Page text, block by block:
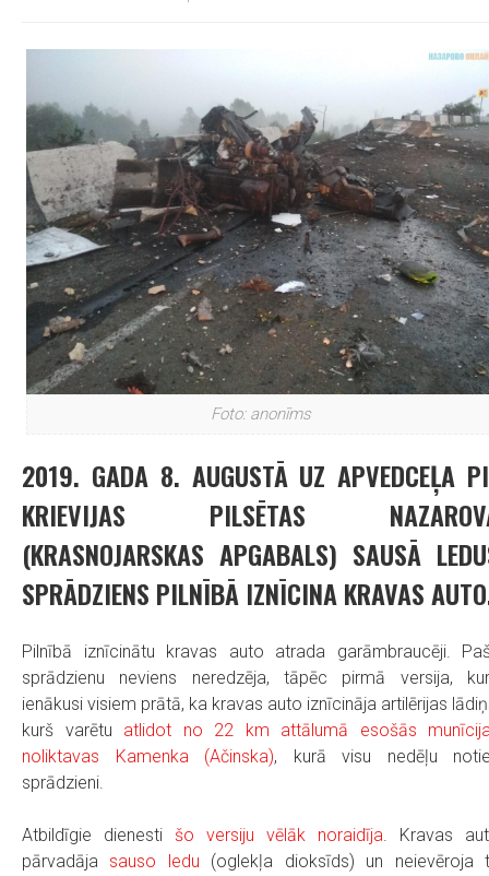
Foto: anonīms
2019. GADA 8. AUGUSTĀ UZ APVEDCEĻA
KRIEVIJAS PILSĒTAS
(KRASNOJARSKAS APGABALS) SAUSĀ
SPRĀDZIENS PILNĪBĀ IZNĪCINA KRAVAS
Pilnībā iznīcinātu kravas auto atrada garāmbraucēji.
sprādzienu neviens neredzēja, tāpēc pirmā versija,
ienākusi visiem prātā, ka kravas auto iznīcināja artilērijas
kurš varētu atlidot no 22 km attālumā esošās
noliktavas Kamenka (Ačinska), kurā visu nedēļu
sprādzieni.
Atbildīgie dienesti šo versiju vēlāk noraidīja. Kravas
pārvadāja sauso ledu (oglekļa dioksīds) un neievēroja